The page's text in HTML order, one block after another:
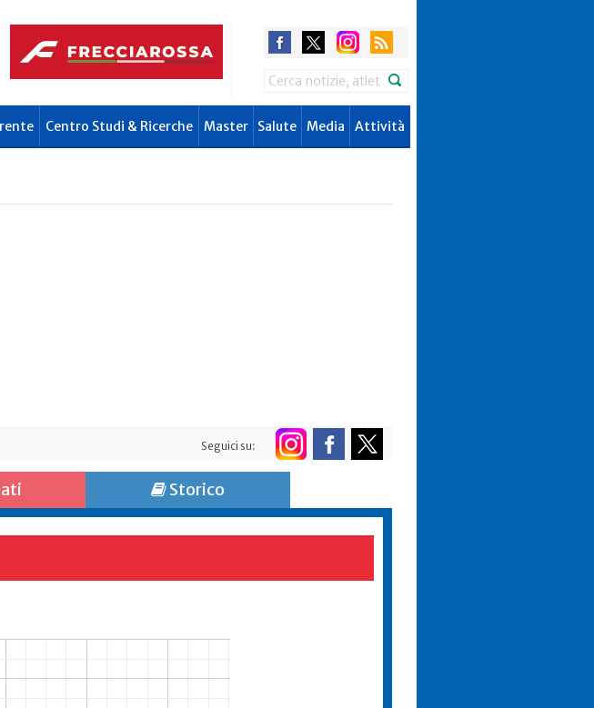
Search
Centro Studi & Ricerche Master Salute Media Attività
Seguici su:
Storico